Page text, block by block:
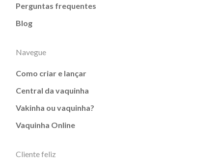
Perguntas frequentes
Blog
Navegue
Como criar e lançar
Central da vaquinha
Vakinha ou vaquinha?
Vaquinha Online
Cliente feliz